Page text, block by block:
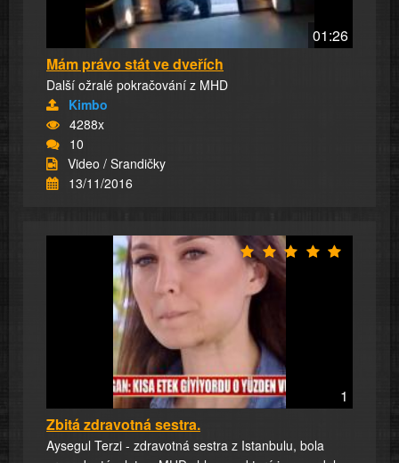
01:26
Mám právo stát ve dveřích
Další ožralé pokračování z MHD
Kimbo
4288x
10
Video / Srandičky
13/11/2016
1
Zbitá zdravotná sestra.
Aysegul Terzi - zdravotná sestra z Istanbulu, bola